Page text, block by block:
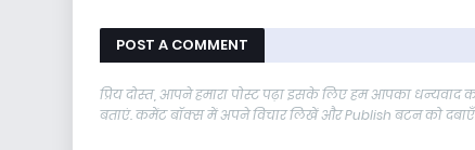
POST A COMMENT
प्रिय दोस्त, आपने हमारा पोस्ट पढ़ा इसके लिए हम आपका
बताएं. कमेंट बॉक्स में अपने विचार लिखें और Publish बटन को